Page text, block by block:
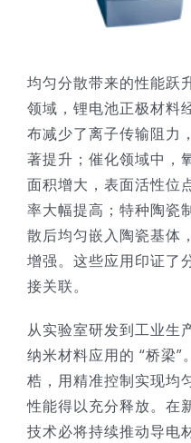
均匀分散带来的性能跃
领域，锂电池正极材料
布减少了离子传输阻力
著提升；催化领域中，
面积增大，表面活性位
率大幅提高；特种陶瓷
散后均匀嵌入陶瓷基体
增强。这些应用印证了
接关联。
从实验室研发到工业生
纳米材料应用的 “桥梁
梏，用精准控制实现均
性能得以充分释放。在
技术必将持续推动导电